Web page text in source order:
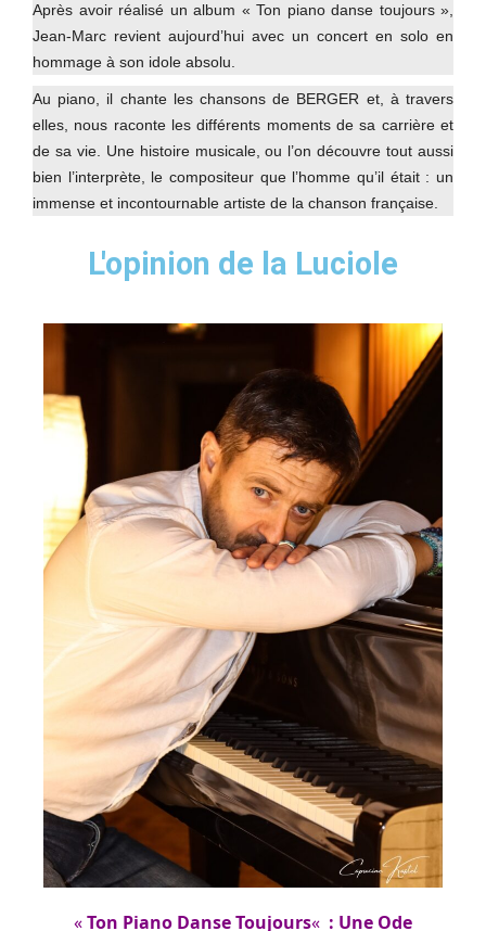
Après avoir réalisé un album « Ton piano danse toujours »,
Jean-Marc revient aujourd’hui avec un concert en solo en
hommage à son idole absolu.
Au piano, il chante les chansons de BERGER et, à travers
elles, nous raconte les différents moments de sa carrière et
de sa vie. Une histoire musicale, ou l’on découvre tout aussi
bien l’interprète, le compositeur que l’homme qu’il était : un
immense et incontournable artiste de la chanson française.
L'opinion de la Luciole
«Ton Piano Danse Toujours« : Une Ode